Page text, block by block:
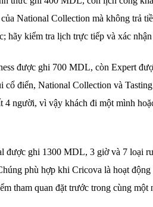
National Collection mà không trả
hãy kiểm tra lịch trực tiếp và xác
được ghi 700 MDL, còn Expert
điển, National Collection và
người, vì vậy khách đi một mình
được ghi 1300 MDL, 3 giờ và 7 loại
phù hợp khi Cricova là hoạt
tham quan đặt trước trong cùng một